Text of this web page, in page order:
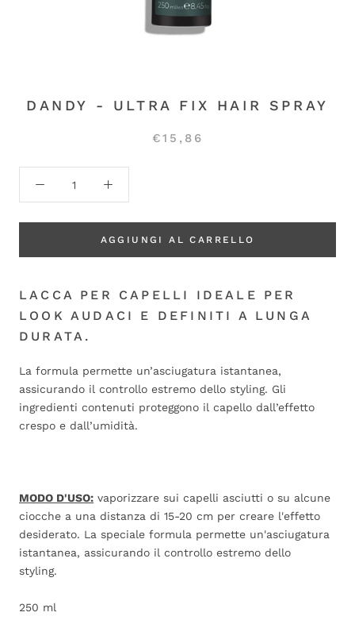
DANDY - ULTRA FIX HAIR SPRAY
€15,86
AGGIUNGI AL CARRELLO
LACCA PER CAPELLI IDEALE PER
LOOK AUDACI E DEFINITI A LUNGA
DURATA.
La formula permette un’asciugatura istantanea,
assicurando il controllo estremo dello styling. Gli
ingredienti contenuti proteggono il capello dall’effetto
crespo e dall’umidità.
MODO D'USO: vaporizzare sui capelli asciutti o su alcune
ciocche a una distanza di 15-20 cm per creare l'effetto
desiderato. La speciale formula permette un'asciugatura
istantanea, assicurando il controllo estremo dello
styling.
250 ml